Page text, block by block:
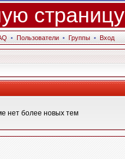
страницу
• Пользователи • Группы • Вход
нет более новых тем